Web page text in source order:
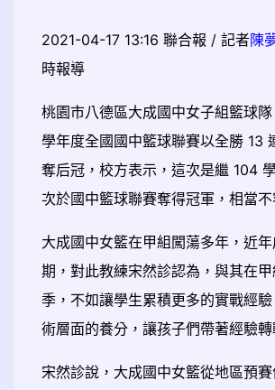
2021-04-17 13:16 聯合報 / 記者陳
時報導
桃園市八德區大成國中女子組籃球
學年度全國國中籃球聯賽以全勝 13
奪后冠，校方表示，這次是繼 104
次於國中籃球聯賽奪得冠軍，相當不
大成國中女籃在甲組闖蕩多年，近
期，對此教練宋然診認為，與其在
季，不如讓學生累積更多的實戰經
術層面的養分，讓孩子們帶著經驗轉
宋然診說，大成國中女籃從地區預